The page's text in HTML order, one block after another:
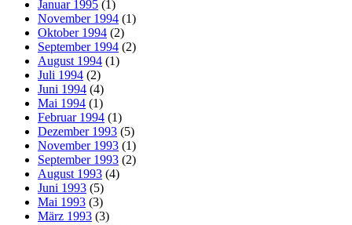
Januar 1995 (1)
November 1994 (1)
Oktober 1994 (2)
September 1994 (2)
August 1994 (1)
Juli 1994 (2)
Juni 1994 (4)
Mai 1994 (1)
Februar 1994 (1)
Dezember 1993 (5)
November 1993 (1)
September 1993 (2)
August 1993 (4)
Juni 1993 (5)
Mai 1993 (3)
März 1993 (3)